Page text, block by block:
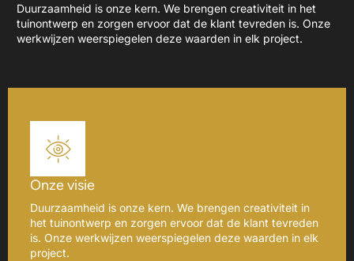
Duurzaamheid is onze kern. We brengen creativiteit in het
tuinontwerp en zorgen ervoor dat de klant tevreden is. Onze
werkwijzen weerspiegelen deze waarden in elk project.
Onze visie
Duurzaamheid is onze kern. We brengen creativiteit in
het tuinontwerp en zorgen ervoor dat de klant tevreden
is. Onze werkwijzen weerspiegelen deze waarden in elk
project.